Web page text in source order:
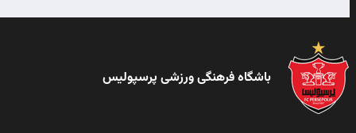
باشگاه فرهنگی ورزشی پرسپولیس